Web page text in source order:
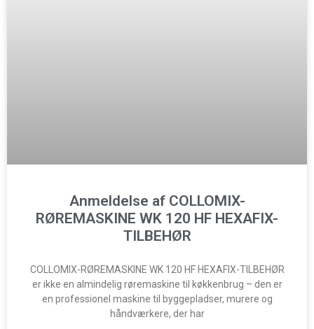
Anmeldelse af COLLOMIX-
RØREMASKINE WK 120 HF HEXAFIX-
TILBEHØR
COLLOMIX-RØREMASKINE WK 120 HF HEXAFIX-TILBEHØR
er ikke en almindelig røremaskine til køkkenbrug – den er
en professionel maskine til byggepladser, murere og
håndværkere, der har